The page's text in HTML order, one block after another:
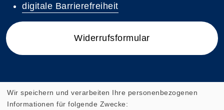
digitale Barrierefreiheit
Widerrufsformular
Wir speichern und verarbeiten Ihre personenbezogenen
Informationen für folgende Zwecke: